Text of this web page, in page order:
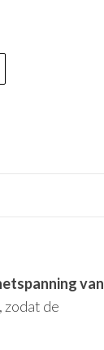
van
, zodat de